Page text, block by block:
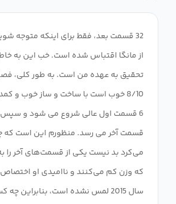
32 قسمت بعد، فقط برای اینکه متوجه
از مانگا اقتباس شده است. خب این به
قسمت آخر می رسد. منظورم این است
می‌کرد بد نیست یکی از قسمت‌های آخر را
که وزن کم می‌کنند و ناامیدی او اختصاص
سال 2015 لمس نشده است، بنابراین